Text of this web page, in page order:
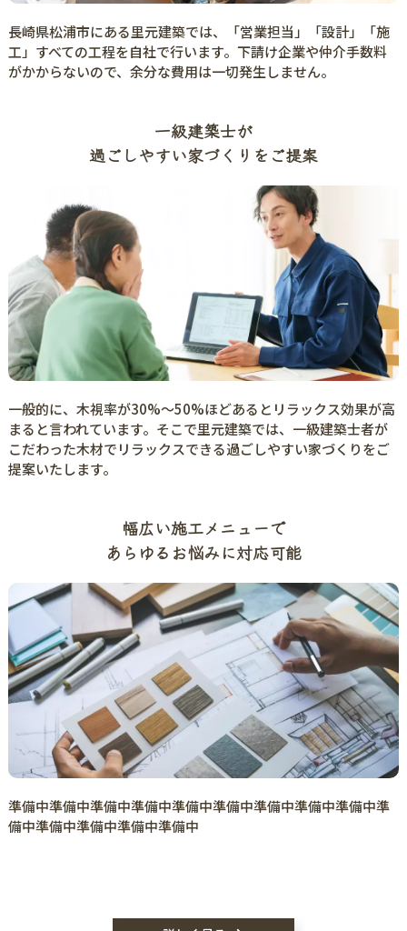
長崎県松浦市にある里元建築では、「営業担当」「設計」「施
工」すべての工程を自社で行います。下請け企業や仲介手数料
がかからないので、余分な費用は一切発生しません。
一級建築士が
過ごしやすい家づくりをご提案
一般的に、木視率が30%〜50%ほどあるとリラックス効果が高
まると言われています。そこで里元建築では、一級建築士者が
こだわった木材でリラックスできる過ごしやすい家づくりをご
提案いたします。
幅広い施工メニューで
あらゆるお悩みに対応可能
準備中準備中準備中準備中準備中準備中準備中準備中準備中準
備中準備中準備中準備中準備中